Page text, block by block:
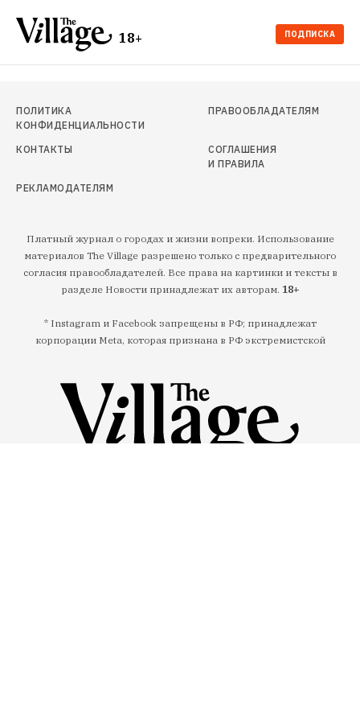
18+ ПОДПИСКА
ПОЛИТИКА
КОНФИДЕНЦИАЛЬНОСТИ
ПРАВООБЛАДАТЕЛЯМ
КОНТАКТЫ
СОГЛАШЕНИЯ
И ПРАВИЛА
РЕКЛАМОДАТЕЛЯМ
Платный журнал о городах и жизни вопреки. Использование
материалов The Village разрешено только с предварительного
согласия правообладателей. Все права на картинки и тексты в
разделе Новости принадлежат их авторам. 18+
* Instagram и Facebook запрещены в РФ; принадлежат
корпорации Meta, которая признана в РФ экстремистской